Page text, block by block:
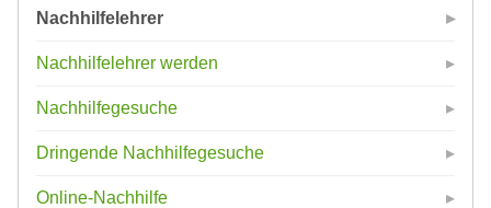
Nachhilfelehrer
Nachhilfelehrer werden
Nachhilfegesuche
Dringende Nachhilfegesuche
Online-Nachhilfe